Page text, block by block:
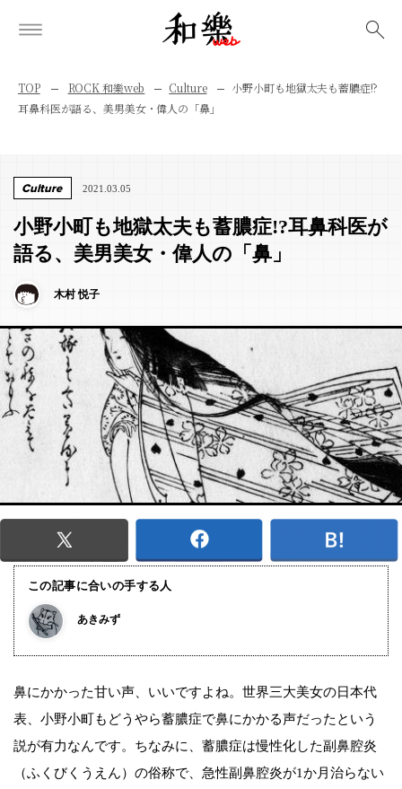
TOP ROCK 和樂web Culture
小野小町も地獄太夫も蓄膿症!?
耳鼻科医が語る、美男美女・偉人の「鼻」
Culture 2021.03.05
小野小町も地獄太夫も蓄膿症!?耳鼻科医が
語る、美男美女・偉人の「鼻」
木村 悦子
この記事に合いの手する人
あきみず
鼻にかかった甘い声、いいですよね。世界三大美女の日本代
表、小野小町もどうやら蓄膿症で鼻にかかる声だったという
説が有力なんです。ちなみに、蓄膿症は慢性化した副鼻腔炎
（ふくびくうえん）の俗称で、急性副鼻腔炎が1か月治らない